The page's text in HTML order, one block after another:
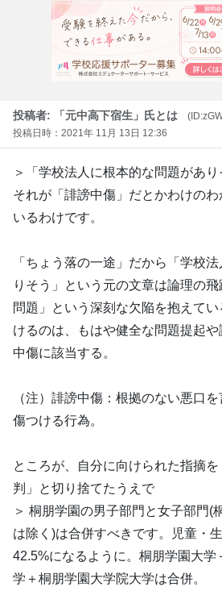
投稿者: 「元中高下宿生」氏とは
投稿日時：2021年 11月 13日 12:36
＞「学校法人に根本的な問題があり
それが「誹謗中傷」だとかわけの
いるわけです。
「ちょう落の一途」だから「学校
りそう」という元の文章は論理の
問題」という深刻な欠陥を抱えて
けるのは、もはや健全な問題提起
中傷に該当する。
（注）誹謗中傷：根拠のない悪口
傷つける行為。
ところが、自分に向けられた指摘
判」と切り捨てたうえで
＞ 桐朋学園の男子部門と女子部門(
は除く)は合併すべきです。児童・
42.5%になるように。桐朋学園大学
学＋桐朋学園大学院大学は合併。